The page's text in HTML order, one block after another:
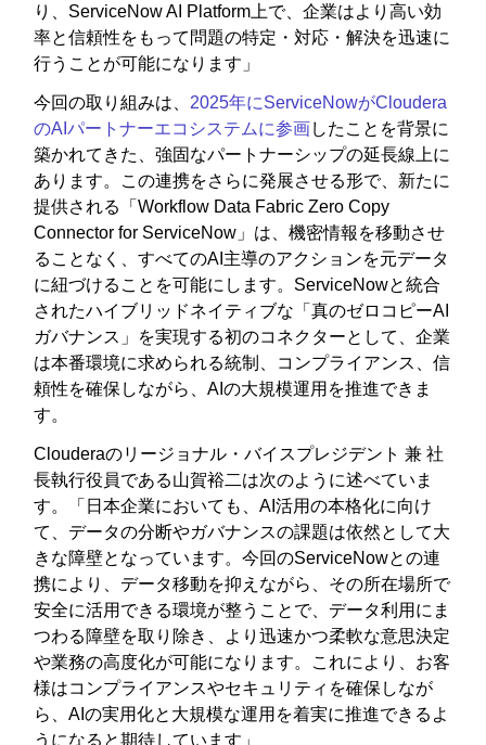
り、ServiceNow AI Platform上で、企業はより高い効
率と信頼性をもって問題の特定・対応・解決を迅速に
行うことが可能になります」
今回の取り組みは、 2025年にServiceNowがCloudera
のAIパートナーエコシステムに参画したことを背景に
築かれてきた、強固なパートナーシップの延長線上に
あります。この連携をさらに発展させる形で、新たに
提供される「Workflow Data Fabric Zero Copy
Connector for ServiceNow」は、機密情報を移動させ
ることなく、すべてのAI主導のアクションを元データ
に紐づけることを可能にします。ServiceNowと統合
されたハイブリッドネイティブな「真のゼロコピーAI
ガバナンス」を実現する初のコネクターとして、企業
は本番環境に求められる統制、コンプライアンス、信
頼性を確保しながら、AIの大規模運用を推進できま
す。
Clouderaのリージョナル・バイスプレジデント 兼 社
長執行役員である山賀裕二は次のように述べていま
す。「日本企業においても、AI活用の本格化に向け
て、データの分断やガバナンスの課題は依然として大
きな障壁となっています。今回のServiceNowとの連
携により、データ移動を抑えながら、その所在場所で
安全に活用できる環境が整うことで、データ利用にま
つわる障壁を取り除き、より迅速かつ柔軟な意思決定
や業務の高度化が可能になります。これにより、お客
様はコンプライアンスやセキュリティを確保しなが
ら、AIの実用化と大規模な運用を着実に推進できるよ
うになると期待しています」